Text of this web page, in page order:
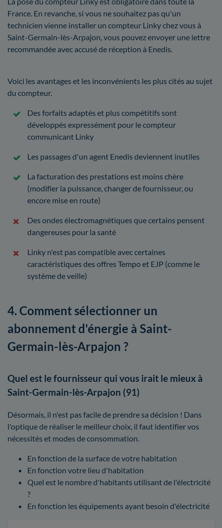
France. En revanche, si vous ne souhaitez pas qu'un
technicien vienne installer un compteur Linky chez vous à
Saint-Germain-lès-Arpajon, vous pouvez envoyer une lettre
recommandée avec accusé de réception à Enedis.
Voici les avantages et les inconvénients les plus cités au sujet
du compteur.
Des forfaits adaptés et plus compétitifs sont
développés expressément pour le compteur
communicant Linky
Les passages d'un agent Enedis deviennent inutiles
La facturation des prestations est moins chère
(modifier la puissance, changer de fournisseur, ou
encore mise en route)
Des ondes électromagnétiques que certains pensent
dangereuses pour la santé
Linky n'est pas compatible avec certaines
caractéristiques des offres Tempo et EJP (comme le
système de veille)
4. Comment sélectionner un
abonnement d'énergie à Saint-
Germain-lès-Arpajon ?
Quel est le fournisseur qui vous irait le mieux à
Saint-Germain-lès-Arpajon (91)
Désormais, il n'est pas facile de prendre sa décision ! Dans
l'optique de réaliser le meilleur choix, il faut identifier vos
nécessités et modes de consommation.
En fonction de la surface de votre habitation
En fonction votre lieu d'habitation
Quel est le nombre d'habitants utilisant de l'électricité
?
En fonction les équipements ayant besoin d'électricité